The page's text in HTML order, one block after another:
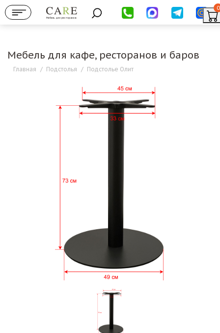
Мебель для ресторанов
0
Мебель для кафе, ресторанов и баров
Главная / Подстолья / Подстолье Олит